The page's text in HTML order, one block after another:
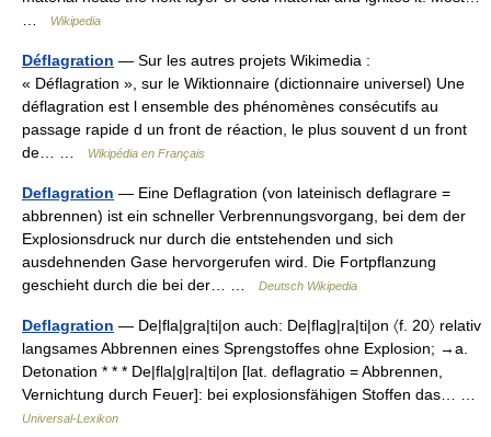
Wikipedia
Déflagration — Sur les autres projets Wikimedia :
« Déflagration », sur le Wiktionnaire (dictionnaire universel) Une
déflagration est l ensemble des phénomènes consécutifs au
passage rapide d un front de réaction, le plus souvent d un front
de… …
Wikipédia en Français
Deflagration — Eine Deflagration (von lateinisch deflagrare =
abbrennen) ist ein schneller Verbrennungsvorgang, bei dem der
Explosionsdruck nur durch die entstehenden und sich
ausdehnenden Gase hervorgerufen wird. Die Fortpflanzung
geschieht durch die bei der… …
Deutsch Wikipedia
Deflagration — De|fla|gra|ti|on auch: De|flag|ra|ti|on 〈f. 20〉 relativ
langsames Abbrennen eines Sprengstoffes ohne Explosion; →a.
Detonation * * * De|fla|g|ra|ti|on [lat. deflagratio = Abbrennen,
Vernichtung durch Feuer]: bei explosionsfähigen Stoffen das… …
Universal-Lexikon